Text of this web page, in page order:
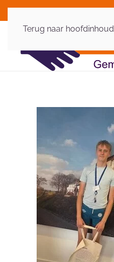
Terug naar hoofdinhoud